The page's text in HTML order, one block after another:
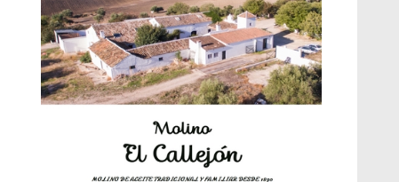
El Frente Popular. Ubrique, febrero-julio
1936
Juntar las letras. La alfabetización en el
campo: del afán de saber a la
Historia y vivencias del poblado de Los